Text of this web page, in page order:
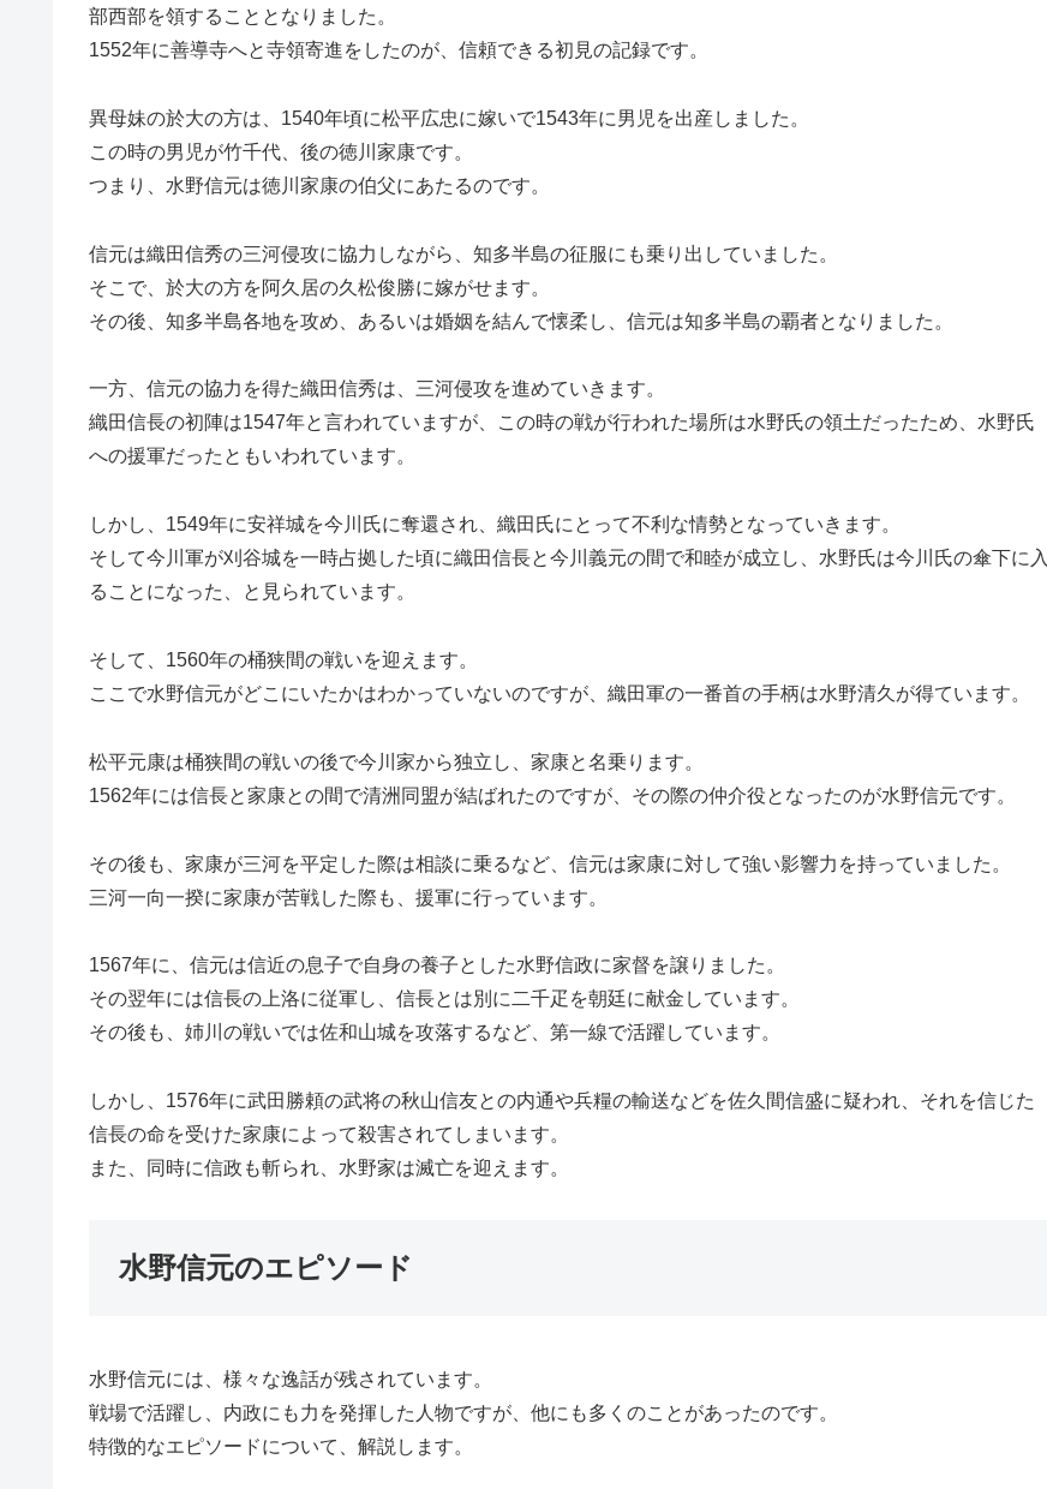
部西部を領することとなりました。
1552年に善導寺へと寺領寄進をしたのが、信頼できる初見の記録です。
異母妹の於大の方は、1540年頃に松平広忠に嫁いで1543年に男児を出産しました。
この時の男児が竹千代、後の徳川家康です。
つまり、水野信元は徳川家康の伯父にあたるのです。
信元は織田信秀の三河侵攻に協力しながら、知多半島の征服にも乗り出していました。
そこで、於大の方を阿久居の久松俊勝に嫁がせます。
その後、知多半島各地を攻め、あるいは婚姻を結んで懐柔し、信元は知多半島の覇者となりました。
一方、信元の協力を得た織田信秀は、三河侵攻を進めていきます。
織田信長の初陣は1547年と言われていますが、この時の戦が行われた場所は水野氏の領土だったため、水野氏
への援軍だったともいわれています。
しかし、1549年に安祥城を今川氏に奪還され、織田氏にとって不利な情勢となっていきます。
そして今川軍が刈谷城を一時占拠した頃に織田信長と今川義元の間で和睦が成立し、水野氏は今川氏の傘下に入
ることになった、と見られています。
そして、1560年の桶狭間の戦いを迎えます。
ここで水野信元がどこにいたかはわかっていないのですが、織田軍の一番首の手柄は水野清久が得ています。
松平元康は桶狭間の戦いの後で今川家から独立し、家康と名乗ります。
1562年には信長と家康との間で清洲同盟が結ばれたのですが、その際の仲介役となったのが水野信元です。
その後も、家康が三河を平定した際は相談に乗るなど、信元は家康に対して強い影響力を持っていました。
三河一向一揆に家康が苦戦した際も、援軍に行っています。
1567年に、信元は信近の息子で自身の養子とした水野信政に家督を譲りました。
その翌年には信長の上洛に従軍し、信長とは別に二千疋を朝廷に献金しています。
その後も、姉川の戦いでは佐和山城を攻落するなど、第一線で活躍しています。
しかし、1576年に武田勝頼の武将の秋山信友との内通や兵糧の輸送などを佐久間信盛に疑われ、それを信じた
信長の命を受けた家康によって殺害されてしまいます。
また、同時に信政も斬られ、水野家は滅亡を迎えます。
水野信元のエピソード
水野信元には、様々な逸話が残されています。
戦場で活躍し、内政にも力を発揮した人物ですが、他にも多くのことがあったのです。
特徴的なエピソードについて、解説します。